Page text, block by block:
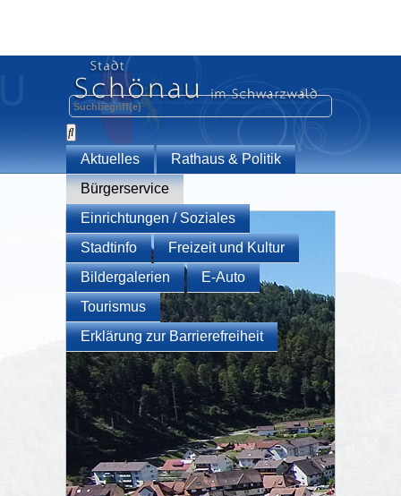
Aktuelles
Rathaus & Politik
Bürgerservice
Einrichtungen / Soziales
Stadtinfo
Freizeit und Kultur
Bildergalerien
E-Auto
Tourismus
Erklärung zur Barrierefreiheit